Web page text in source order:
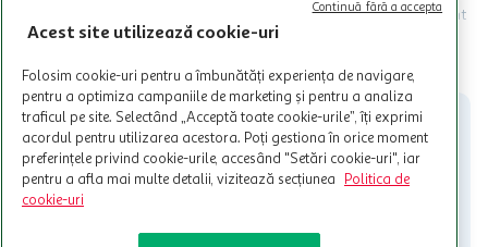
Termenele și Condițiile Programului. Ofertele MyCLUB Auchan sunt
valabile in limita stocurilor disponibile. Beneficiile se acorda in
Cardul poate fi utilizat doar in legatura cu magazinele Auchan
participante și pentru acțiuni promotionale indicate de Auchan si
nu poate fi utilizat in legatura cu alti comercianți sau pentru alte
activitati in afara celor mentionate in Termene si Conditii. Auchan
nu raspunde pentru imposibilitatea utilizarii Cardului in perioada in
care aceste este suspendat sau in perioada in care sunt efectuate
intretineri sau reparatii tehnice la sistemul de utilizarea al Cardului.
Contacteaza-ne!
Acest site utilizează cookie-uri
Folosim cookie-uri pentru a îmbunătăți experiența de navigare,
pentru a optimiza campaniile de marketing și pentru a analiza
traficul pe site. Selectând „Acceptă toate cookie-urile”, îți exprimi
acordul pentru utilizarea acestora. Poți gestiona în orice moment
preferințele privind cookie-urile, accesând "Setări cookie-uri", iar
pentru a afla mai multe detalii, vizitează secțiunea
Politica de
cookie-uri
Continuă fără a accepta